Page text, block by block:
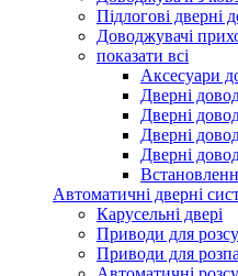
Підлогові дверні
Доводжувачі
показати всі
Аксесуари
Дверні
Дверні
Дверні
Дверні
Автоматичні дверні
Карусельні двері
Приводи для
Приводи для